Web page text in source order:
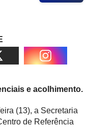
e acolhimento.
(13), a Secretaria
de Referência